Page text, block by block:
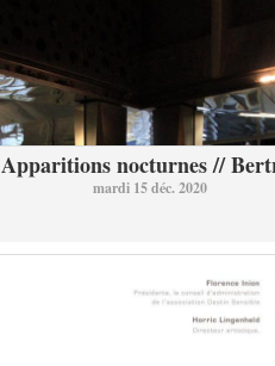
Apparitions nocturnes //
mardi 15 déc. 2020